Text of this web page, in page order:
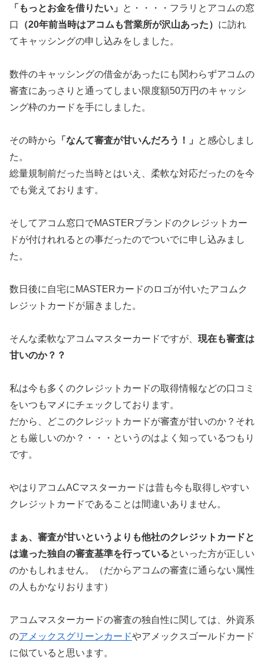
「もっとお金を借りたい」
と・・・・フラリとアコムの窓
口
（20年前当時はアコムも営業所が沢山あった） に訪れ
てキャッシングの申し込みをしました。
数件のキャッシングの借金があったにも関わらずアコムの
審査にあっさりと通ってしまい限度額50万円のキャッシ
ング枠のカードを手にしました。
その時から 「なんて審査が甘いんだろう！」
と感心しまし
た。
総量規制前だった当時とはいえ、柔軟な対応だったのを今
でも覚えております。
そしてアコム窓口でMASTERブランドのクレジットカー
ドが付けれれるとの事だったのでついでに申し込みまし
た。
数日後に自宅にMASTERカードのロゴが付いたアコムク
レジットカードが届きました。
そんな柔軟なアコムマスターカードですが、 現在も審査は
甘いのか？？
私は今も多くのクレジットカードの取得情報などの口コミ
をいつもマメにチェックしております。
だから、どこのクレジットカードが審査が甘いのか？それ
とも厳しいのか？・・・というのはよく知っているつもり
です。
やはりアコムACマスターカードは昔も今も取得しやすい
クレジットカードであることは間違いありません。
まぁ、審査が甘いというよりも他社のクレジットカードと
は違った独自の審査基準を行っているといった方が正しい
のかもしれません。（だからアコムの審査に通らない属性
の人もかなりおります）
アコムマスターカードの審査の独自性に関しては、外資系
のアメックスグリーンカードやアメックスゴールドカード
に似ていると思います。